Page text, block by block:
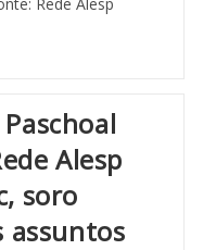
Alesp
soro
assuntos